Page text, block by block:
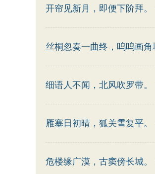
开帘见新月，即便下阶拜。
丝桐忽奏一曲终，呜呜画角
细语人不闻，北风吹罗带。
雁塞日初晴，狐关雪复平。
危楼缘广漠，古窦傍长城。